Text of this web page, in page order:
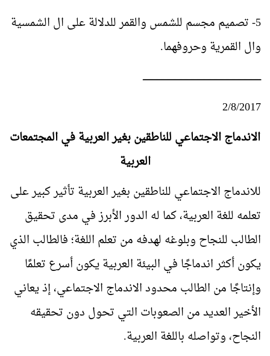
5- تصميم مجسم للشمس والقمر للدلالة على ال الشمسية
وال القمرية وحروفهما.
ــــــــــــــــــــــــــــــــــــــــــــــــــــــــــــــــــــــــــــــــــــــــــــــــــ
2/8/2017
الاندماج الاجتماعي للناطقين بغير العربية في المجتمعات
العربية
للاندماج الاجتماعي للناطقين بغير العربية تأثير كبير على
تعلمه للغة العربية، كما له الدور الأبرز في مدى تحقيق
الطالب للنجاح وبلوغه لهدفه من تعلم اللغة؛ فالطالب الذي
يكون أكثر اندماجًا في البيئة العربية يكون أسرع تعلمًا
وإنتاجًا من الطالب محدود الاندماج الاجتماعي، إذ يعاني
الأخير العديد من الصعوبات التي تحول دون تحقيقه
النجاح، وتواصله باللغة العربية.